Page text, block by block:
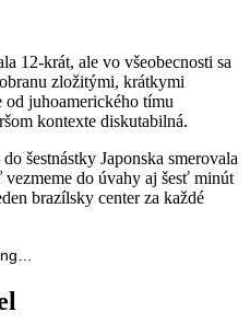
12-krát, ale vo všeobecnosti sa
zložitými, krátkymi
juhoamerického tímu
kontexte diskutabilná.
šestnástky Japonska smerovala
do úvahy aj šesť minút
brazílsky center za každé